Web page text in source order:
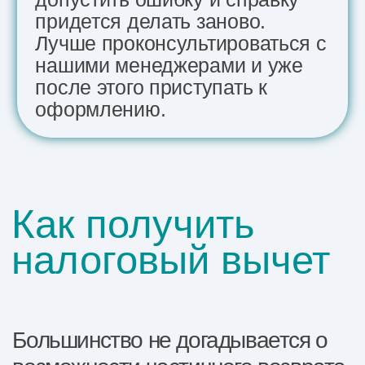
Дипломированный специалист,
стаж 25 лет. АКПП.
Коршиков Даниил